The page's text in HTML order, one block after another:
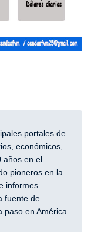
portales de
económicos,
años en el
pioneros en la
informes
fuente de
paso en América